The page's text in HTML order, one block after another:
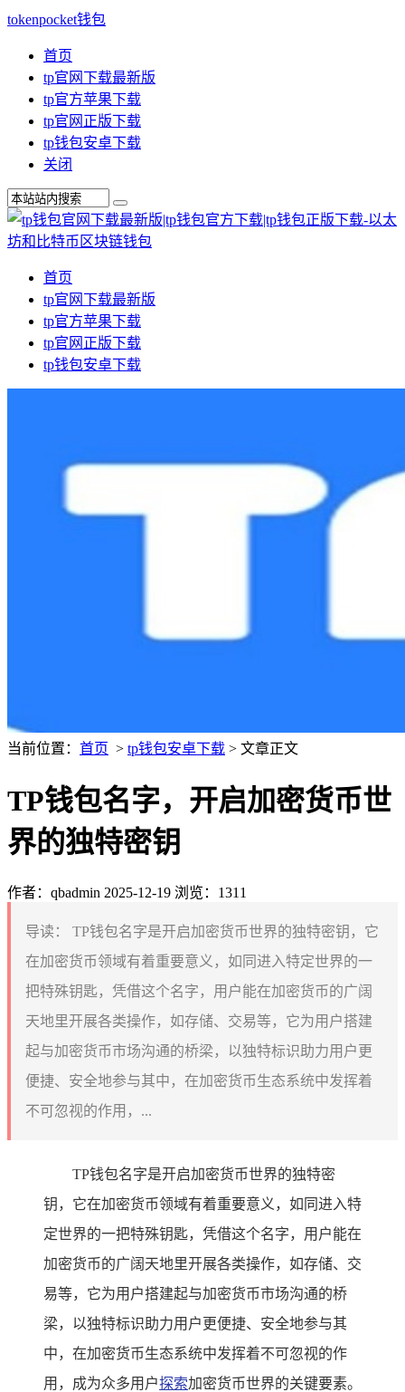
tokenpocket钱包
首页
tp官网下载最新版
tp官方苹果下载
tp官网正版下载
tp钱包安卓下载
关闭
首页
tp官网下载最新版
tp官方苹果下载
tp官网正版下载
tp钱包安卓下载
当前位置： 首页 > tp钱包安卓下载 > 文章正文
TP钱包名字，开启加密货币世
界的独特密钥
作者：qbadmin 2025-12-19 浏览：1311
导读：
TP钱包名字是开启加密货币世界的独特密钥，它
在加密货币领域有着重要意义，如同进入特定世界的一
把特殊钥匙，凭借这个名字，用户能在加密货币的广阔
天地里开展各类操作，如存储、交易等，它为用户搭建
起与加密货币市场沟通的桥梁，以独特标识助力用户更
便捷、安全地参与其中，在加密货币生态系统中发挥着
不可忽视的作用，...
TP钱包名字是开启加密货币世界的独特密
钥，它在加密货币领域有着重要意义，如同进入特
定世界的一把特殊钥匙，凭借这个名字，用户能在
加密货币的广阔天地里开展各类操作，如存储、交
易等，它为用户搭建起与加密货币市场沟通的桥
梁，以独特标识助力用户更便捷、安全地参与其
中，在加密货币生态系统中发挥着不可忽视的作
用，成为众多用户探索加密货币世界的关键要素。